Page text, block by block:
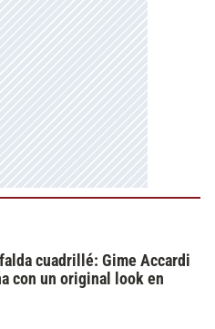
cuadrillé: Gime Accardi
con un original look en